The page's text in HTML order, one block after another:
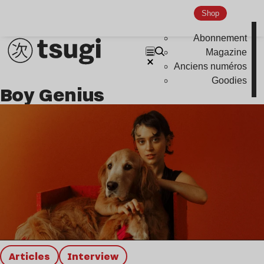
Shop
Abonnement
Magazine
Anciens numéros
Goodies
Boy Genius
Articles interview